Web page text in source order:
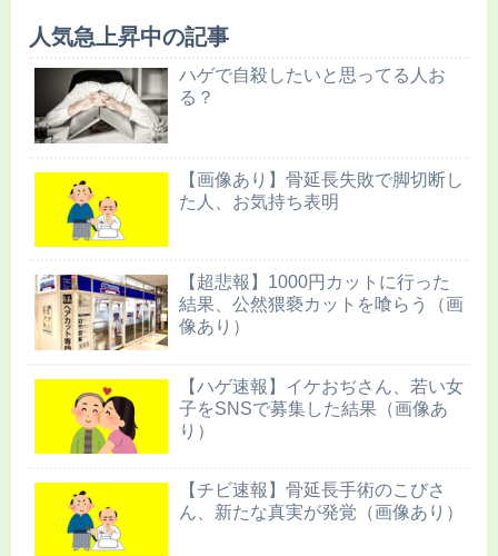
人気急上昇中の記事
ハゲで自殺したいと思ってる人お
る？
【画像あり】骨延長失敗で脚切断し
た人、お気持ち表明
【超悲報】1000円カットに行った
結果、公然猥褻カットを喰らう（画
像あり）
【ハゲ速報】イケおぢさん、若い女
子をSNSで募集した結果（画像あ
り）
【チビ速報】骨延長手術のこびさ
ん、新たな真実が発覚（画像あり）